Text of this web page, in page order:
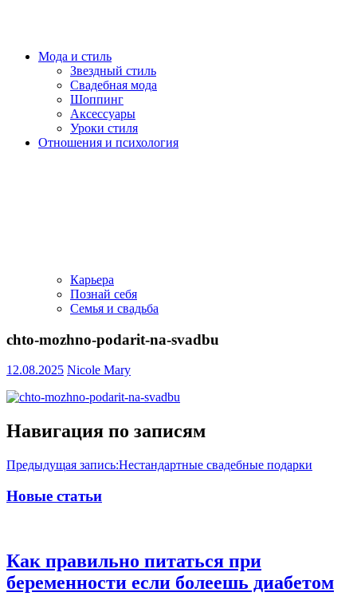
Мода и стиль
Звездный стиль
Свадебная мода
Шоппинг
Аксессуары
Уроки стиля
Отношения и психология
Карьера
Познай себя
Семья и свадьба
chto-mozhno-podarit-na-svadbu
12.08.2025 Nicole Mary
Навигация по записям
Предыдущая запись:Нестандартные свадебные подарки
Новые статьи
Как правильно питаться при
беременности если болеешь диабетом